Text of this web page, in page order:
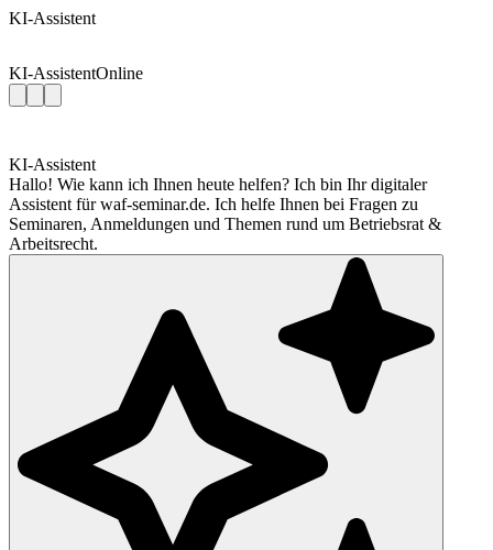
KI-Assistent
KI-AssistentOnline
KI-Assistent
Hallo! Wie kann ich Ihnen heute helfen? Ich bin Ihr digitaler
Assistent für waf-seminar.de. Ich helfe Ihnen bei Fragen zu
Seminaren, Anmeldungen und Themen rund um Betriebsrat &
Arbeitsrecht.